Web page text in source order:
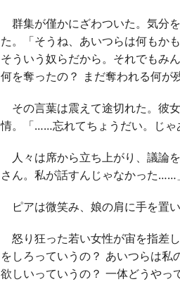
群集が僅かにざわついた。気分
た。「そうね、あいつらは何もか
そういう奴らだから。それでもみ
何を奪ったの？ まだ奪われる何が
その言葉は震えて途切れた。彼
情。「……忘れてちょうだい。じゃ
人々は席から立ち上がり、議論
さん。私が話すんじゃなかった……
ピアは微笑み、娘の肩に手を置
怒り狂った若い女性が宙を指差
をしろっていうの？ あいつらは私
欲しいっていうの？ 一体どうやっ